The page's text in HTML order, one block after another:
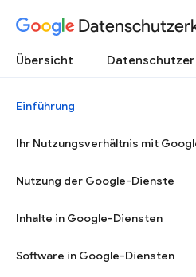
Übersicht
Einführung
Ihr Nutzungsverhältnis mit
Nutzung der Google-Dienste
Inhalte in Google-Diensten
Software in Google-Diensten